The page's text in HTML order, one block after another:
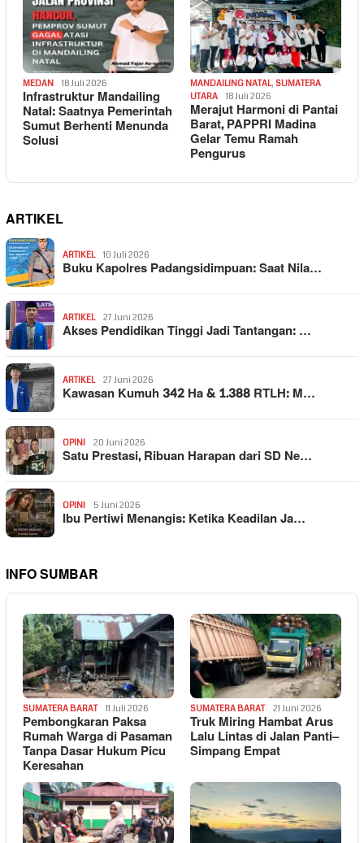
MEDAN 18 Juli 2026
Infrastruktur Mandailing
Natal: Saatnya Pemerintah
Sumut Berhenti Menunda
Solusi
MANDAILING NATAL, SUMATERA
UTARA
18 Juli 2026
Merajut Harmoni di Pantai
Barat, PAPPRI Madina
Gelar Temu Ramah
Pengurus
ARTIKEL
ARTIKEL 10 Juli 2026
Buku Kapolres Padangsidimpuan: Saat Nila…
ARTIKEL 27 Juni 2026
Akses Pendidikan Tinggi Jadi Tantangan: …
ARTIKEL 27 Juni 2026
Kawasan Kumuh 342 Ha & 1.388 RTLH: M…
OPINI 20 Juni 2026
Satu Prestasi, Ribuan Harapan dari SD Ne…
OPINI 5 Juni 2026
Ibu Pertiwi Menangis: Ketika Keadilan Ja…
INFO SUMBAR
SUMATERA BARAT 11 Juli 2026
Pembongkaran Paksa
Rumah Warga di Pasaman
Tanpa Dasar Hukum Picu
Keresahan
SUMATERA BARAT 21 Juni 2026
Truk Miring Hambat Arus
Lalu Lintas di Jalan Panti–
Simpang Empat